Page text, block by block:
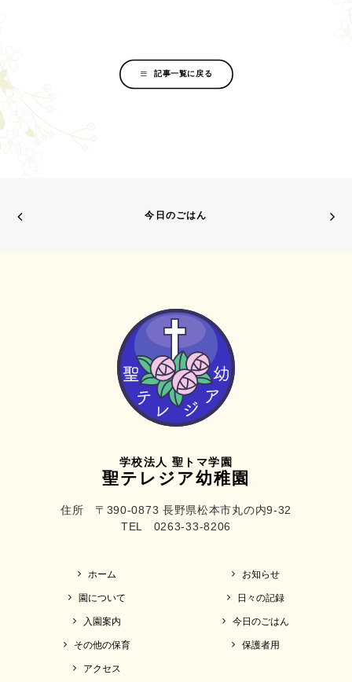
記事一覧に戻る
今日のごはん
学校法人 聖トマ学園
聖テレジア幼稚園
住所 〒390-0873 長野県松本市丸の内9-32
TEL 0263-33-8206
ホーム
園について
入園案内
その他の保育
アクセス
お知らせ
日々の記録
今日のごはん
保護者用